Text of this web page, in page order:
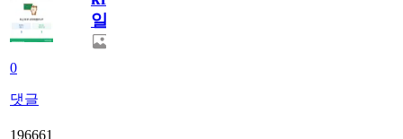
0
댓글
일
196661